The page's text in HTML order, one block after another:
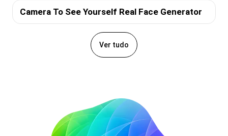
Camera To See Yourself Real Face Generator
Ver tudo